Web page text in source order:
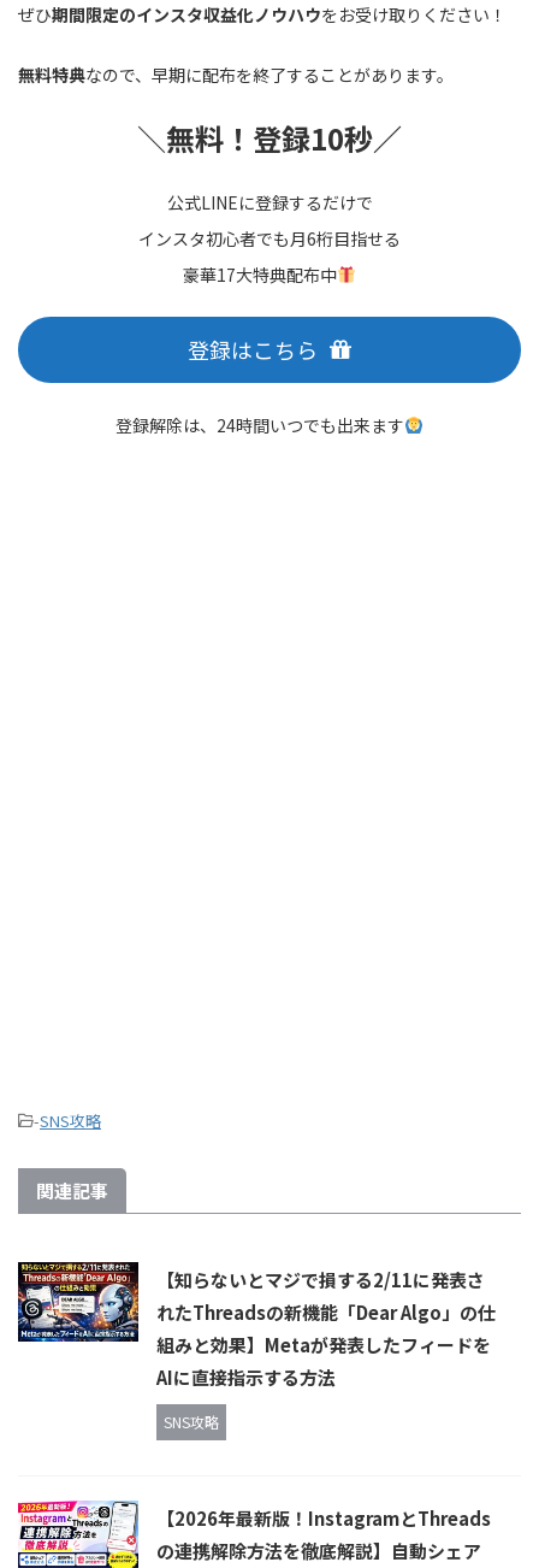
ぜひ期間限定のインスタ収益化ノウハウをお受け取りください！
無料特典なので、早期に配布を終了することがあります。
＼無料！登録10秒／
公式LINEに登録するだけで
インスタ初心者でも月6桁目指せる
豪華17大特典配布中
登録はこちら
登録解除は、24時間いつでも出来ます
-SNS攻略
関連記事
【知らないとマジで損する2/11に発表さ
れたThreadsの新機能「Dear Algo」の仕
組みと効果】Metaが発表したフィードを
AIに直接指示する方法
SNS攻略
【2026年最新版！InstagramとThreads
の連携解除方法を徹底解説】自動シェア